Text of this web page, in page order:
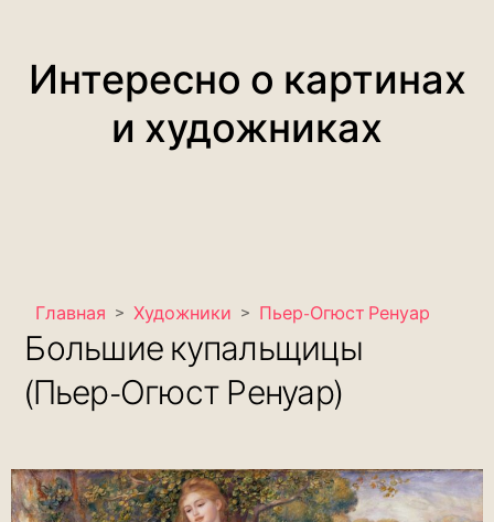
Интересно о картинах
и художниках
Главная > Художники > Пьер-Огюст Ренуар
Большие купальщицы
(Пьер-Огюст Ренуар)